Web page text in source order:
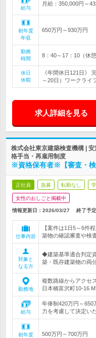
給与
月給：350,000円～
初年度
年収
650万円～930万円
勤務
時間
8：40～17：10（休
休日
休暇
《年間休日121日》
～20日）ワークライ
求人詳細を見る
株式会社東京建築検査機構 |
格手当・再雇用制度
※資格保有者※【審査・
正社員 急募 転勤なし
女性のおしごと掲載中
情報更新日：2026/03/27 終了予定
仕事内容
【案件は1日5～6件
築物の確認審査や検
対象と
なる方
◆建築基準適合判定
築・既存建築物の両
勤務地
複数路線からアクセ
日本橋富沢町10-16
給与
年俸制420万円～
力を考慮して決定い
初年度
500万円～700万円